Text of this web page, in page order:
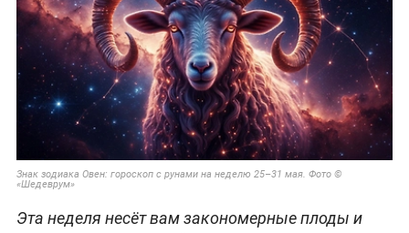
Знак зодиака Овен: гороскоп с рунами на неделю 25–31 мая. Фото ©
«Шедеврум»
Эта неделя несёт вам закономерные плоды и